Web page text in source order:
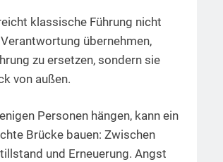
klassische Führung nicht
übernehmen,
zu ersetzen, sondern sie
von außen.
Personen hängen, kann ein
Brücke bauen: Zwischen
und Erneuerung. Angst